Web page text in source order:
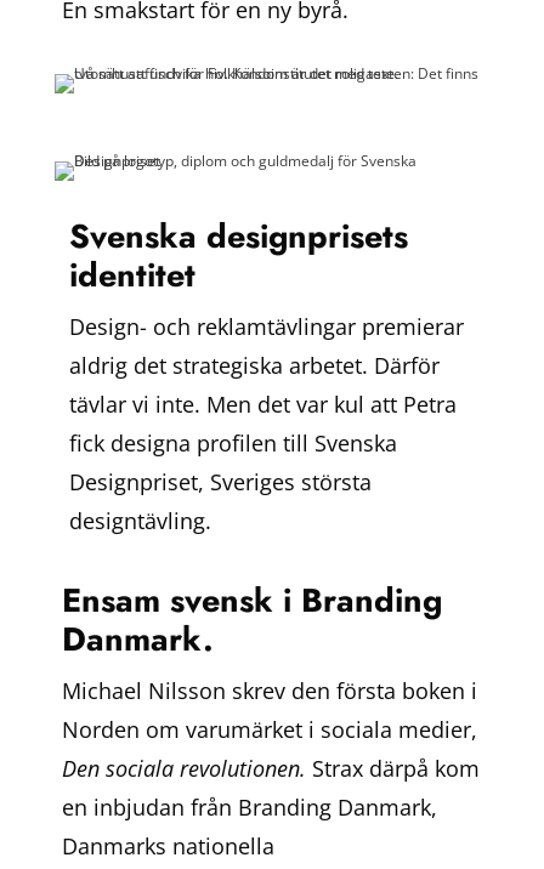
En smakstart för en ny byrå.
Svenska designprisets
identitet
Design- och reklamtävlingar premierar
aldrig det strategiska arbetet. Därför
tävlar vi inte. Men det var kul att Petra
fick designa profilen till Svenska
Designpriset, Sveriges största
designtävling.
Ensam svensk i Branding
Danmark.
Michael Nilsson skrev den första boken i
Norden om varumärket i sociala medier,
Den sociala revolutionen. Strax därpå kom
en inbjudan från Branding Danmark,
Danmarks nationella